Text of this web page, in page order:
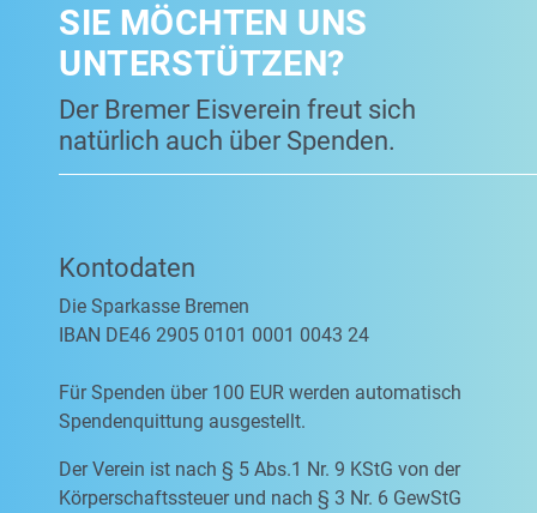
SIE MÖCHTEN UNS
UNTERSTÜTZEN?
Der Bremer Eisverein freut sich
natürlich auch über Spenden.
Kontodaten
Die Sparkasse Bremen
IBAN DE46 2905 0101 0001 0043 24
Für Spenden über 100 EUR werden automatisch
Spendenquittung ausgestellt.
Der Verein ist nach § 5 Abs.1 Nr. 9 KStG von der
Körperschaftssteuer und nach § 3 Nr. 6 GewStG